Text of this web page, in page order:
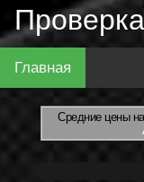
Главная
Средние цены